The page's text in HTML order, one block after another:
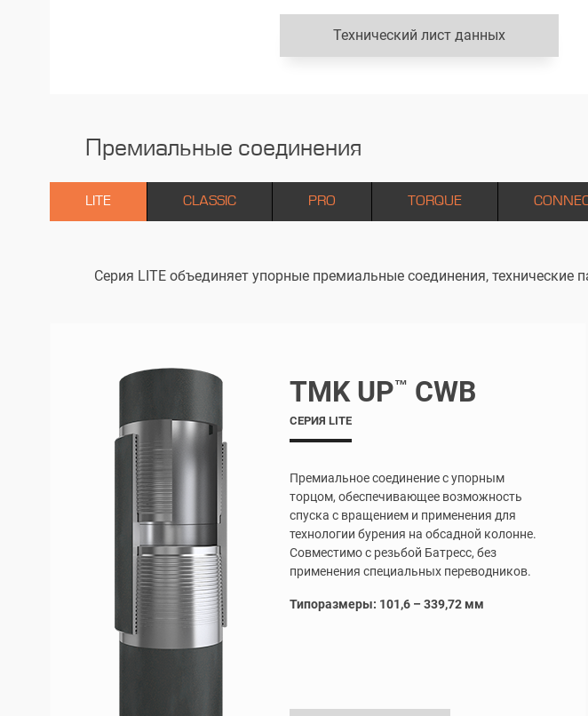
Технический лист данных
Премиальные соединения
LITE CLASSIC PRO TORQUE
Серия LITE объединяет упорные премиальные соединения,
TMK UP™ CWB
СЕРИЯ LITE
Премиальное соединение с упорным
торцом, обеспечивающее возможность
спуска с вращением и применения для
технологии бурения на обсадной колонне.
Совместимо с резьбой Батресс, без
применения специальных переводников.
Типоразмеры: 101,6 – 339,72 мм